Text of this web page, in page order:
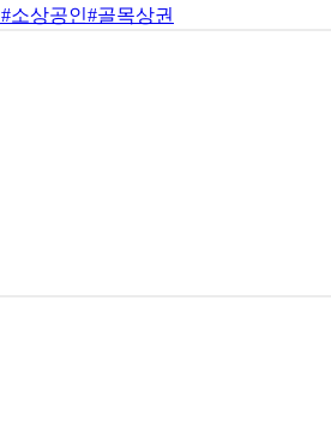
#소상공인#골목상권